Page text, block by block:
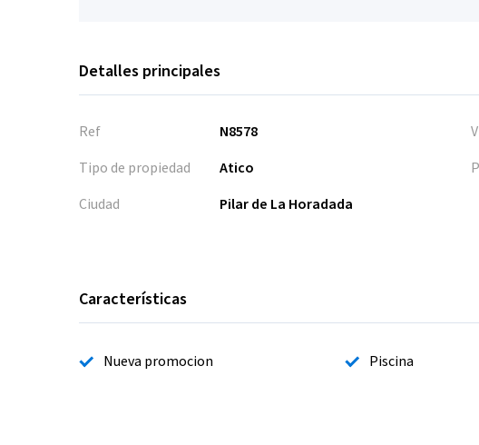
Detalles principales
Ref
N8578
Tipo de propiedad
Atico
Ciudad
Pilar de La Horadada
Características
Nueva promocion Piscina